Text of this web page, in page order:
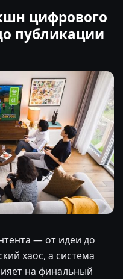
цифрового
публикации
— от идеи до
хаос, а система
на финальный